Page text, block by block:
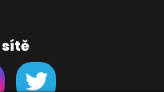
sítě